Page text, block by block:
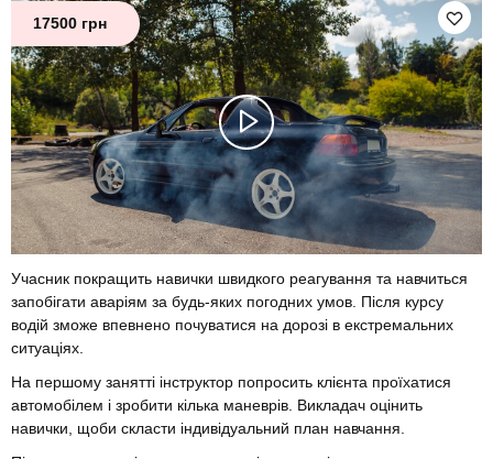
17500 грн
Учасник покращить навички швидкого реагування та навчиться
запобігати аваріям за будь-яких погодних умов. Після курсу
водій зможе впевнено почуватися на дорозі в екстремальних
ситуаціях.
На першому занятті інструктор попросить клієнта проїхатися
автомобілем і зробити кілька маневрів. Викладач оцінить
навички, щоби скласти індивідуальний план навчання.